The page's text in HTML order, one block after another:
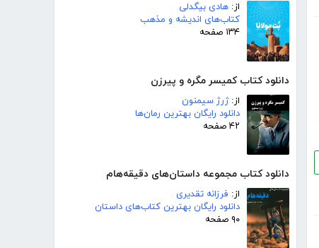
از: هادی بیگدلی
کتاب‌های اندیشه و مذهب
۱۳۴ صفحه
دانلود کتاب کمیسر مگره و پیرزن
از:ژرژ سیمنون
دانلود رایگان بهترین رمان‌ها
۴۲ صفحه
دانلود کتاب مجموعه داستان‌های دقیقه‌هام
از: فرزانه تقدیری
دانلود رایگان بهترین کتاب‌های داستان
۹۰ صفحه